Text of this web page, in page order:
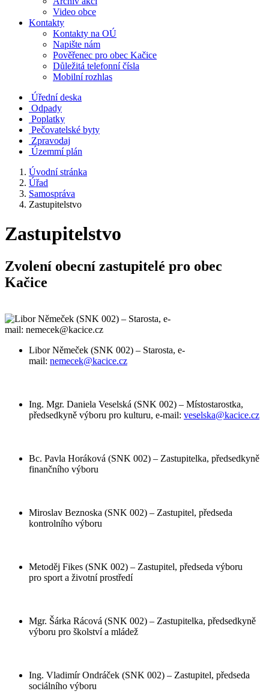
Video obce
Kontakty
Kontakty na OÚ
Napište nám
Pověřenec pro obec Kačice
Důležitá telefonní čísla
Mobilní rozhlas
Úřední deska
Odpady
Poplatky
Pečovatelské byty
Zpravodaj
Územmí plán
Úvodní stránka
Úřad
Samospráva
Zastupitelstvo
Zastupitelstvo
Zvolení obecní zastupitelé pro obec
Kačice
Libor Němeček (SNK 002) – Starosta, e-
mail: nemecek@kacice.cz
Ing. Mgr. Daniela Veselská (SNK 002) – Místostarostka,
předsedkyně výboru pro kulturu, e-mail: veselska@kacice.cz
Bc. Pavla Horáková (SNK 002) – Zastupitelka, předsedkyně
finančního výboru
Miroslav Beznoska (SNK 002) – Zastupitel, předseda
kontrolního výboru
Metoděj Fikes (SNK 002) – Zastupitel, předseda výboru
pro sport a životní prostředí
Mgr. Šárka Rácová (SNK 002) – Zastupitelka, předsedkyně
výboru pro školství a mládež
Ing. Vladimír Ondráček (SNK 002) – Zastupitel, předseda
sociálního výboru